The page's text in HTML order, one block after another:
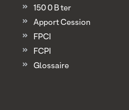
150 0 B ter
Apport Cession
FPCI
FCPI
Glossaire